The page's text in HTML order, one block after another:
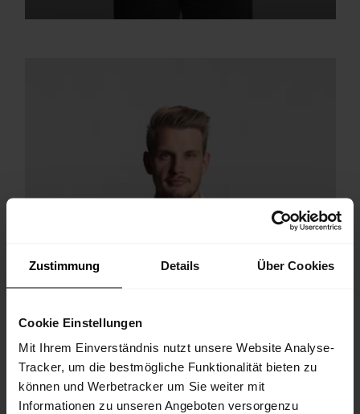
Zustimmung Details Über Cookies
Cookie Einstellungen
Mit Ihrem Einverständnis nutzt unsere Website Analyse-
Tracker, um die bestmögliche Funktionalität bieten zu
können und Werbetracker um Sie weiter mit
Informationen zu unseren Angeboten versorgenzu